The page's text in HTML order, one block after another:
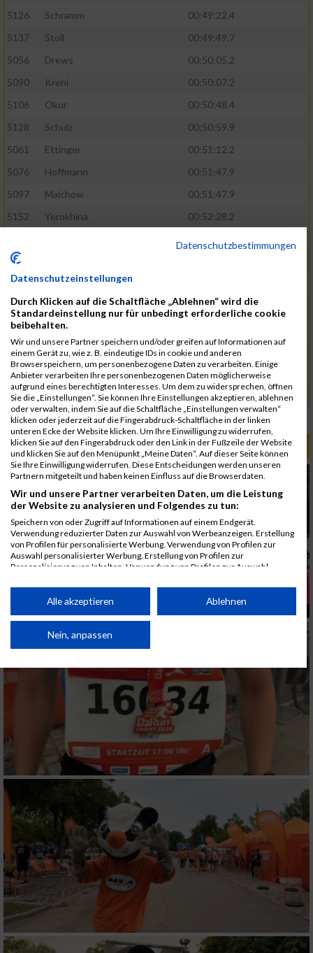
5126
Schramm
00:49:22.4
5137
Stoll
00:49:49.7
5056
Drews
00:50:05.2
5090
Krehl
00:50:07.2
5106
Okur
00:50:48.4
5128
Schulz
00:50:59.9
5061
Ettinger
00:51:12.2
5076
Hoffmann
00:51:47.9
5097
Malchow
00:51:47.9
5152
Yerokhina
00:52:28.2
5127
5074
Heinsohn
5145
Vumaz
00:55:56.4
5053
Cömert-Inan
5146
Herold
00:56:27.8
5092
Kürkaya
00:56:58.4
5143
Ulus
00:56:58.8
Rang:54.
ALBUM B2RUN MÜNCHEN / 15.07.2026
Datenschutzbestimmungen
Datenschutzeinstellungen
Durch Klicken auf die Schaltfläche „Ablehnen“ wird die
Standardeinstellung nur für unbedingt erforderliche cookie
beibehalten.
Wir und unsere Partner speichern und/oder greifen auf Informationen auf
einem Gerät zu, wie z. B. eindeutige IDs in cookie und anderen
Browserspeichern, um personenbezogene Daten zu verarbeiten. Einige
Anbieter verarbeiten Ihre personenbezogenen Daten möglicherweise
aufgrund eines berechtigten Interesses. Um dem zu widersprechen, öffnen
Sie die „Einstellungen“. Sie können Ihre Einstellungen akzeptieren, ablehnen
oder verwalten, indem Sie auf die Schaltfläche „Einstellungen verwalten“
klicken oder jederzeit auf die Fingerabdruck-Schaltfläche in der linken
unteren Ecke der Website klicken. Um Ihre Einwilligung zu widerrufen,
klicken Sie auf den Fingerabdruck oder den Link in der Fußzeile der Website
und klicken Sie auf den Menüpunkt „Meine Daten“. Auf dieser Seite können
Sie Ihre Einwilligung widerrufen. Diese Entscheidungen werden unseren
Partnern mitgeteilt und haben keinen Einfluss auf die Browserdaten.
Wir und unsere Partner verarbeiten Daten, um die Leistung
der Website zu analysieren und Folgendes zu tun:
Speichern von oder Zugriff auf Informationen auf einem Endgerät.
Verwendung reduzierter Daten zur Auswahl von Werbeanzeigen. Erstellung
von Profilen für personalisierte Werbung. Verwendung von Profilen zur
Auswahl personalisierter Werbung. Erstellung von Profilen zur
Personalisierung von Inhalten. Verwendung von Profilen zur Auswahl
Performance von Inhalten. Analyse von Zielgruppen durch Statistiken oder
Kombinationen von Daten aus verschiedenen Quellen. Entwicklung und
von Inhalten.
Daten können außerhalb der Europäischen Union weitergegeben und in die
Website/App.
Partnerliste anzeigen (1 IAB-Anbieter)
Wir nutzen Ihre Daten für folgende Zwecke:
Speichern von oder Zugriff auf Informationen
auf einem Endgerät
Verwendung reduzierter Daten zur Auswahl
von Werbeanzeigen
Erstellung von Profilen für personalisierte
Werbung
Verwendung von Profilen zur Auswahl
personalisierter Werbung
Erstellung von Profilen zur Personalisierung
von Inhalten
Alle akzeptieren Ablehnen
Nein, anpassen